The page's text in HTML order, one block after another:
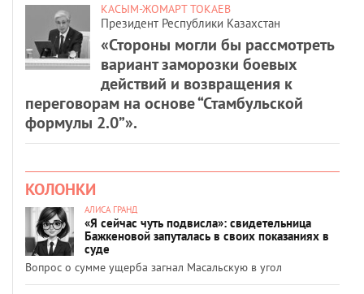
КАСЫМ-ЖОМАРТ ТОКАЕВ
Президент Республики Казахстан
«Стороны могли бы рассмотреть
вариант заморозки боевых
действий и возвращения к
переговорам на основе “Стамбульской
формулы 2.0”».
КОЛОНКИ
АЛИСА ГРАНД
«Я сейчас чуть подвисла»: свидетельница
Бажкеновой запуталась в своих показаниях в
суде
Вопрос о сумме ущерба загнал Масальскую в угол